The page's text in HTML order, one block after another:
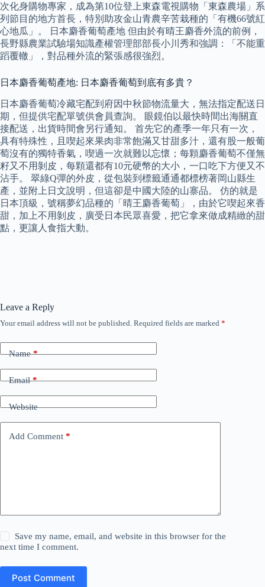
次化身購物專家，成為第10位登上東森電視購物「東森農場」系
列節目的地方首長，特別助攻金山青農辛苦栽種的「有機66號紅
心地瓜」。 日本麝香葡萄產地 但由於有晴王麝香外流的前例，
長野縣農業試驗場知識產權管理部部長小川秀和強調：「不能重
蹈覆轍」，對品種外流的緊張感很強烈。
日本麝香葡萄產地: 日本麝香葡萄到底有多貴？
日本麝香葡萄冷藏宅配到府因中秋節物流量大，無法指定配送日
期，但提供宅配單號供會員查詢。 眼鏡伯以最快時間出海關直
接配送，出貨時間會另行通知。 首先它的產季一年只有一次，
具有特殊性，且喫起來果肉非常飽滿又甘甜多汁，還有股一般葡
萄沒有的獨特香氣，喫過一次就難以忘懷；每顆麝香葡萄不僅無
籽又不用剝皮，每顆還都有10元硬幣的大小，一口吃下方便又不
沾手。 翠綠Q彈的外皮，從包裝到標籤通通都標榜著岡山縣生
產，並附上日文說明，但這卻是中國大陸的山寨品。 仿的就是
日本頂級，號稱夢幻品種的「晴王麝香葡萄」，由於它喫起來香
甜，加上不用剝皮，廣受日本民眾喜愛，把它拿來做成精緻的甜
點，更讓人食指大動。
Leave a Reply
Your email address will not be published. Required fields are marked *
Name*
Email*
Website
Add Comment *
Save my name, email, and website in this browser for the
next time I comment.
Post Comment